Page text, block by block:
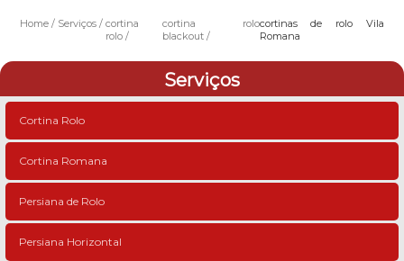
Home Serviços
cortina
rolo
cortina rolo
blackout
cortinas de rolo Vila
Romana
Serviços
Cortina Rolo
Cortina Romana
Persiana de Rolo
Persiana Horizontal